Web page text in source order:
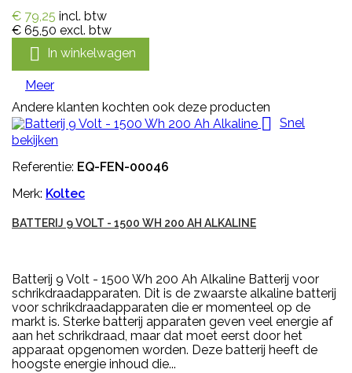
€ 79,25 incl. btw
€ 65,50 excl. btw
 In winkelwagen
Meer
Andere klanten kochten ook deze producten
 Snel
bekijken
Referentie: EQ-FEN-00046
Merk: Koltec
BATTERIJ 9 VOLT - 1500 WH 200 AH ALKALINE
Batterij 9 Volt - 1500 Wh 200 Ah Alkaline Batterij voor
schrikdraadapparaten. Dit is de zwaarste alkaline batterij
voor schrikdraadapparaten die er momenteel op de
markt is. Sterke batterij apparaten geven veel energie af
aan het schrikdraad, maar dat moet eerst door het
apparaat opgenomen worden. Deze batterij heeft de
hoogste energie inhoud die...